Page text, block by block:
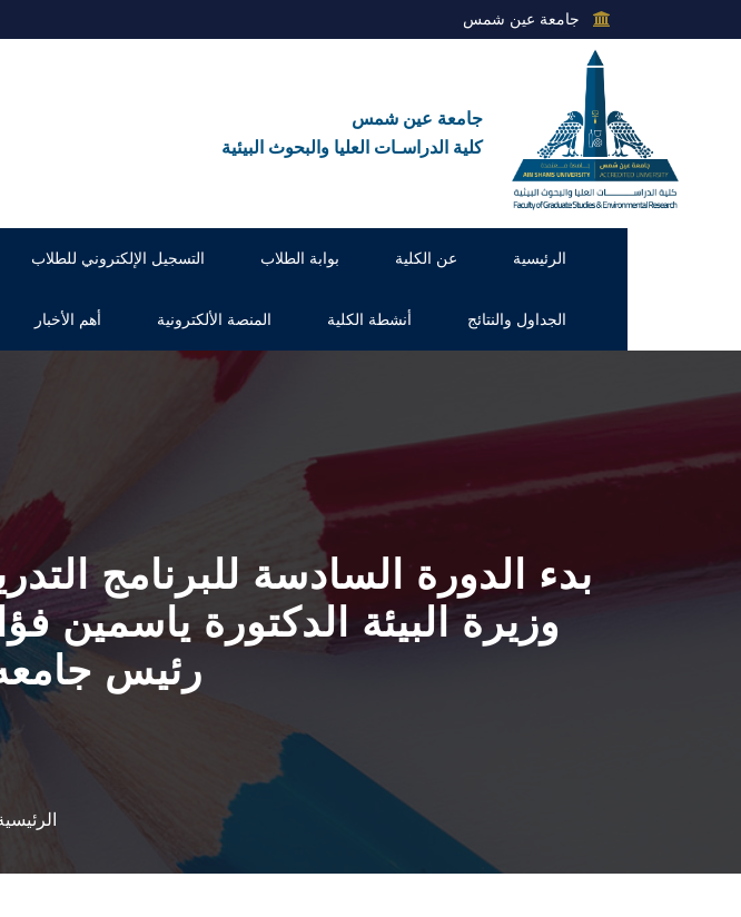
جامعة عين شمس
جامعة عين شمس
كلية الدراسـات العليا والبحوث البيئية
الرئيسية عن الكلية بوابة الطلاب التسجيل الإلكتروني للطلاب
الجداول والنتائج أنشطة الكلية المنصة الألكترونية أهم الأخبار
بدء الدورة السادسة للبرنامج
وزيرة البيئة الدكتورة ياسمين
رئيس